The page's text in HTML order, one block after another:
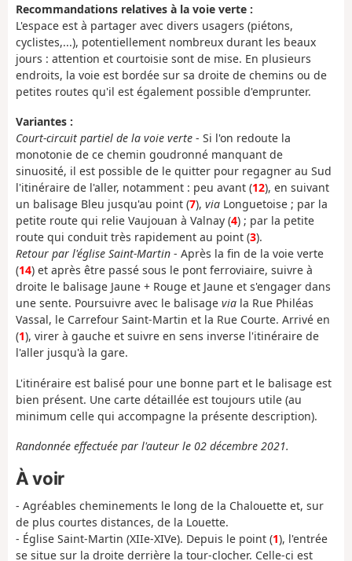
Recommandations relatives à la voie verte :
L'espace est à partager avec divers usagers (piétons,
cyclistes,...), potentiellement nombreux durant les beaux
jours : attention et courtoisie sont de mise. En plusieurs
endroits, la voie est bordée sur sa droite de chemins ou de
petites routes qu'il est également possible d'emprunter.
Variantes :
Court-circuit partiel de la voie verte - Si l'on redoute la
monotonie de ce chemin goudronné manquant de
sinuosité, il est possible de le quitter pour regagner au Sud
l'itinéraire de l'aller, notamment : peu avant (12), en suivant
un balisage Bleu jusqu'au point (7), via Longuetoise ; par la
petite route qui relie Vaujouan à Valnay (4) ; par la petite
route qui conduit très rapidement au point (3).
Retour par l'église Saint-Martin - Après la fin de la voie verte
(14) et après être passé sous le pont ferroviaire, suivre à
droite le balisage Jaune + Rouge et Jaune et s'engager dans
une sente. Poursuivre avec le balisage via la Rue Philéas
Vassal, le Carrefour Saint-Martin et la Rue Courte. Arrivé en
(1), virer à gauche et suivre en sens inverse l'itinéraire de
l'aller jusqu'à la gare.
L'itinéraire est balisé pour une bonne part et le balisage est
bien présent. Une carte détaillée est toujours utile (au
minimum celle qui accompagne la présente description).
Randonnée effectuée par l'auteur le 02 décembre 2021.
À voir
- Agréables cheminements le long de la Chalouette et, sur
de plus courtes distances, de la Louette.
- Église Saint-Martin (XIIe-XIVe). Depuis le point (1), l'entrée
se situe sur la droite derrière la tour-clocher. Celle-ci est